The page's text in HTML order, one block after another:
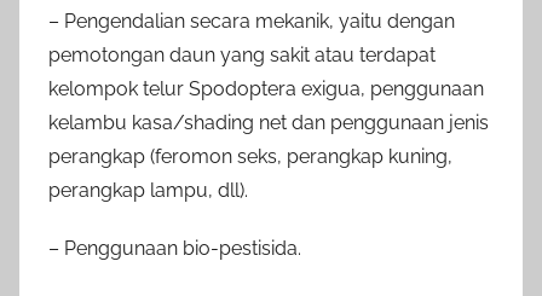
– Pengendalian secara mekanik, yaitu dengan
pemotongan daun yang sakit atau terdapat
kelompok telur Spodoptera exigua, penggunaan
kelambu kasa/shading net dan penggunaan jenis
perangkap (feromon seks, perangkap kuning,
perangkap lampu, dll).
– Penggunaan bio-pestisida.